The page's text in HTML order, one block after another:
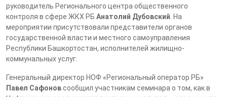
руководитель Регионального центра общественного
контроля в сфере ЖКХ РБ Анатолий Дубовский . На
мероприятии присутствовали представители органов
государственной власти и местного самоуправления
Республики Башкортостан, исполнителей жилищно-
коммунальных услуг.
Генеральный директор НОФ «Региональный оператор РБ»
Павел Сафоновсообщил участникам семинара о том, как в